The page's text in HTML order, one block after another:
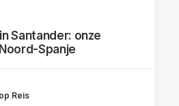
Santander: onze
Spanje
Reis